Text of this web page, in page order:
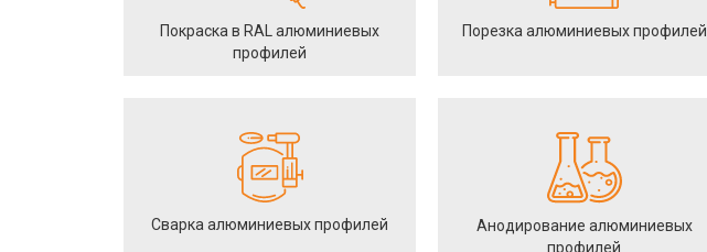
Покраска в RAL алюминиевых
профилей
Порезка алюминиевых профилей
Сварка алюминиевых профилей
Анодирование алюминиевых
профилей